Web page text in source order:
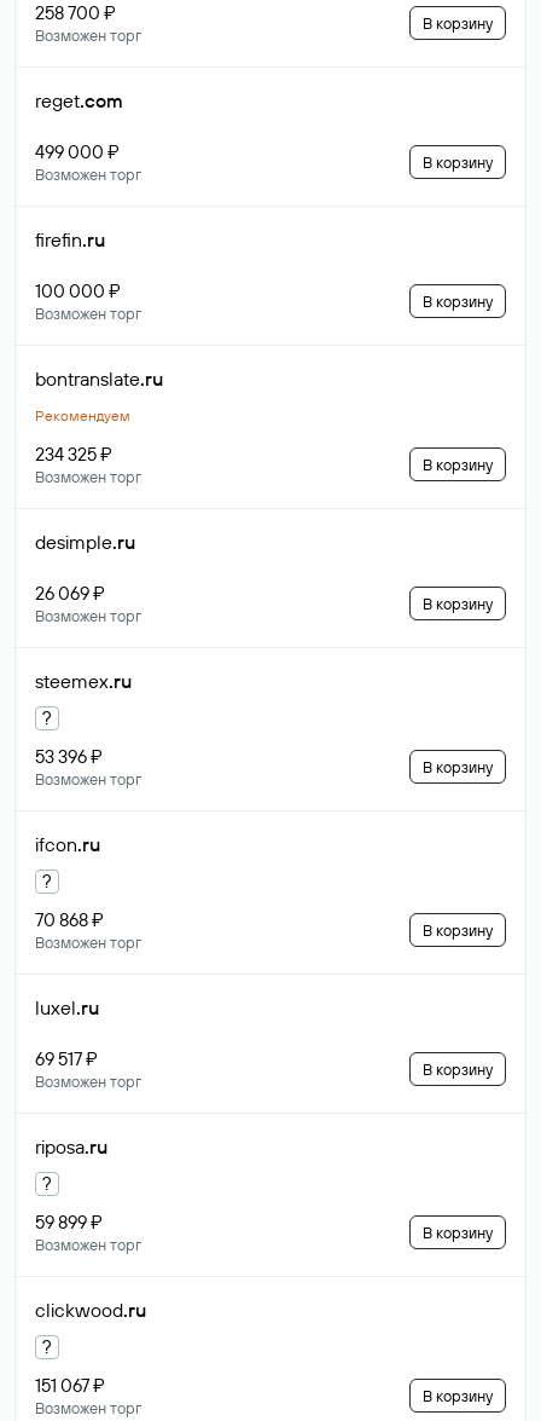
258 700 ₽
Возможен торг
В корзину
reget.com
499 000 ₽
Возможен торг
В корзину
firefin.ru
100 000 ₽
Возможен торг
В корзину
bontranslate.ru
Рекомендуем
234 325 ₽
Возможен торг
В корзину
desimple.ru
26 069 ₽
Возможен торг
В корзину
steemex.ru
?
53 396 ₽
Возможен торг
В корзину
ifcon.ru
?
70 868 ₽
Возможен торг
В корзину
luxel.ru
69 517 ₽
Возможен торг
В корзину
riposa.ru
?
59 899 ₽
Возможен торг
В корзину
clickwood.ru
?
151 067 ₽
Возможен торг
В корзину